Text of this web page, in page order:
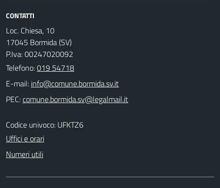
CONTATTI
Loc. Chiesa, 10
17045 Bormida (SV)
P.Iva: 00247020092
Telefono:019 54718
E-mail:
PEC:
Codice univoco: UFKTZ6
Uffici e orari
Numeri utili